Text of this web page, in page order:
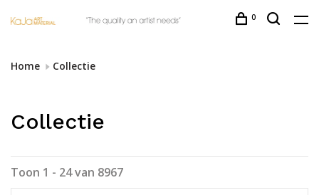
0
Home Collectie
Collectie
Toon 1 - 24 van 8967